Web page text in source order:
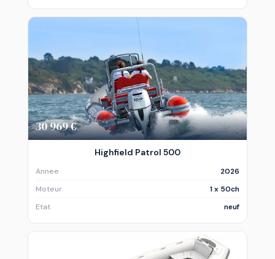
30 969 €
Highfield Patrol 500
Annee
2026
Moteur
1 x 50ch
Etat
neuf